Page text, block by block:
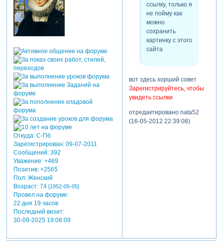
Откуда:С-Пб
Зарегистрирован: 09-07-2011
Сообщений:392
Уважение: +469
Позитив: +2565
Пол:Женский
Возраст:74 [1952-05-05]
Провел на форуме:
22 дня 19 часов
Последний визит:
30-09-2025 19:08:09
ссылку, только я
не пойму как
можно
сохранить
картинку с этого
сайта
вот здесь хорший совет
Зарегистрируйтесь, чтобы
увидеть ссылки
отредактировано nata52
(16-05-2012 22:39:08)